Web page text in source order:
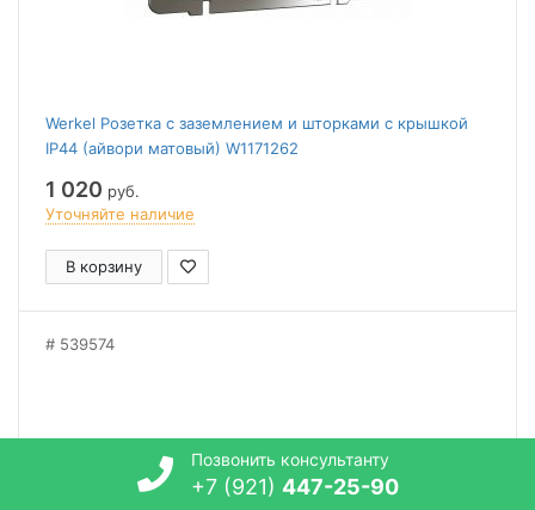
Werkel Розетка с заземлением и шторками c крышкой
IP44 (айвори матовый) W1171262
1 020 руб.
Уточняйте наличие
В корзину
539574
Позвонить консультанту
+7 (921) 447-25-90